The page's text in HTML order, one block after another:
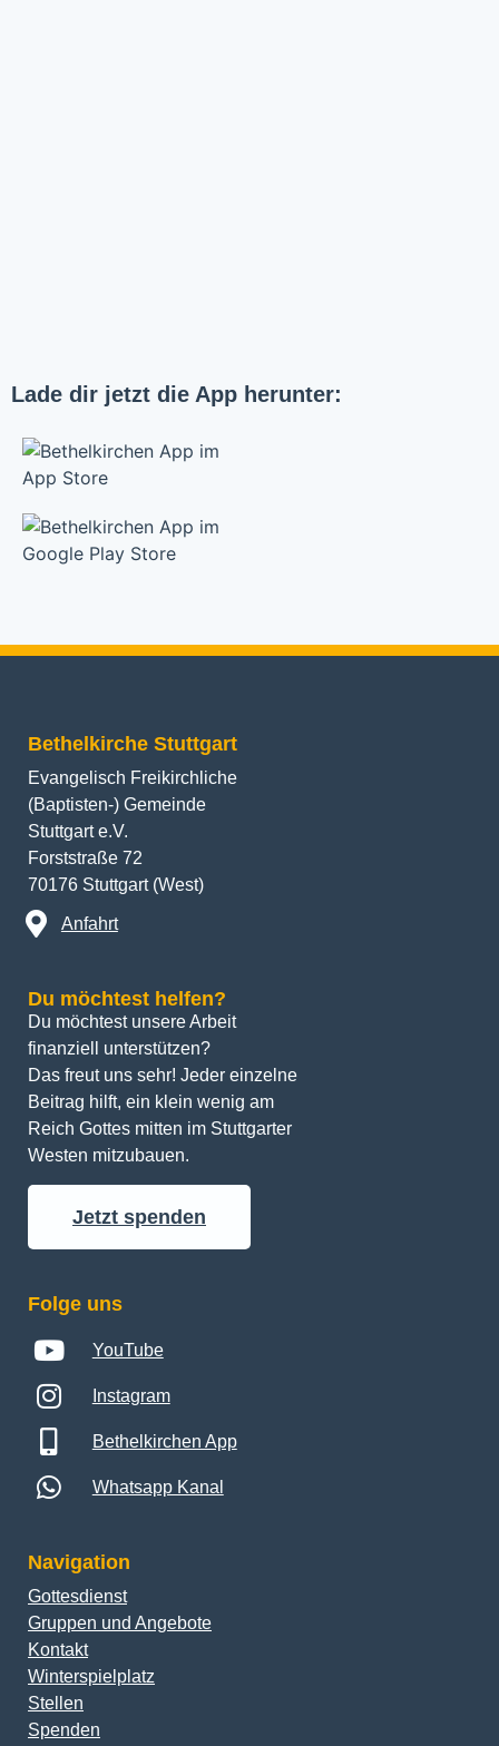
Lade dir jetzt die App herunter:
Bethelkirche Stuttgart
Evangelisch Freikirchliche
(Baptisten-) Gemeinde
Stuttgart e.V.
Forststraße 72
70176 Stuttgart (West)
Anfahrt
Du möchtest helfen?
Du möchtest unsere Arbeit
finanziell unterstützen?
Das freut uns sehr! Jeder einzelne
Beitrag hilft, ein klein wenig am
Reich Gottes mitten im Stuttgarter
Westen mitzubauen.
Jetzt spenden
Folge uns
YouTube
Instagram
Bethelkirchen App
Whatsapp Kanal
Navigation
Gottesdienst
Gruppen und Angebote
Kontakt
Winterspielplatz
Stellen
Spenden